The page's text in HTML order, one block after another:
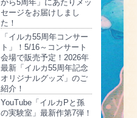
から5周年」にあたりメッ
セージをお届けしまし
た！
「イルカ55周年コンサー
ト」！5/16～コンサート
会場で販売予定！2026年
最新「イルカ55周年記念
オリジナルグッズ」のご
紹介！
YouTube「イルカPと孫
の実験室」最新作第7弾！